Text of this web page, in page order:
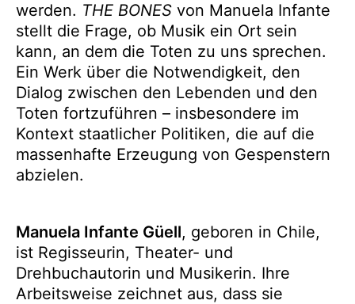
werden. THE BONES von Manuela Infante
stellt die Frage, ob Musik ein Ort sein
kann, an dem die Toten zu uns sprechen.
Ein Werk über die Notwendigkeit, den
Dialog zwischen den Lebenden und den
Toten fortzuführen – insbesondere im
Kontext staatlicher Politiken, die auf die
massenhafte Erzeugung von Gespenstern
abzielen.
Manuela Infante Güell, geboren in Chile,
ist Regisseurin, Theater- und
Drehbuchautorin und Musikerin. Ihre
Arbeitsweise zeichnet aus, dass sie